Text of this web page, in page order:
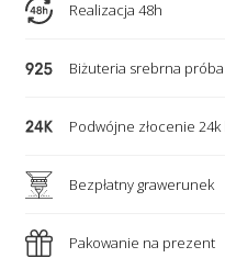
-
Realizacja 48h
Biżuteria srebrna
Podwójne złocenie 24k
Bezpłatny grawerunek
Pakowanie na prezent